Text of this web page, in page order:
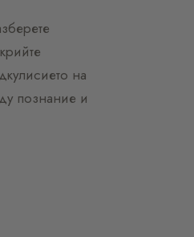
на
познание и